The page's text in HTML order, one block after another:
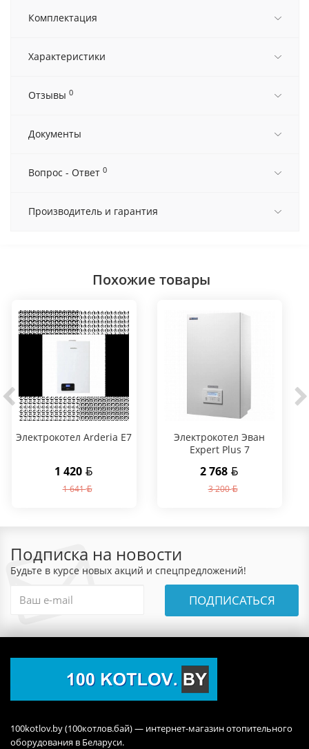
Комплектация
Характеристики
Отзывы 0
Документы
Вопрос - Ответ 0
Производитель и гарантия
Похожие товары
Электрокотел Arderia E7
1 420
1 641
Электрокотел Эван
Expert Plus 7
2 768
3 200
Подписка на новости
Будьте в курсе новых акций и спецпредложений!
ПОДПИСАТЬСЯ
100kotlov.by (100котлов.бай) — интернет-магазин отопительного
оборудования в Беларуси.